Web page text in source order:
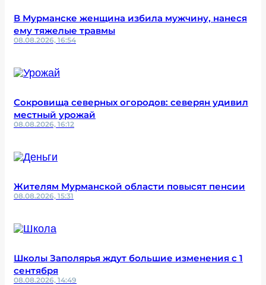
В Мурманске женщина избила мужчину, нанеся
ему тяжелые травмы
08.08.2026, 16:54
Сокровища северных огородов: северян удивил
местный урожай
08.08.2026, 16:12
Жителям Мурманской области повысят пенсии
08.08.2026, 15:31
Школы Заполярья ждут большие изменения с 1
сентября
08.08.2026, 14:49